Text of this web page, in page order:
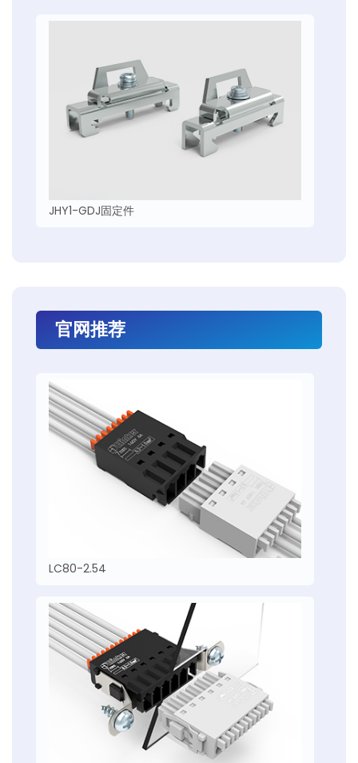
JHY1-GDJ固定件
官网推荐
LC80-2.54